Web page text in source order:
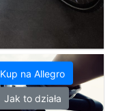
Kup na Allegro
Jak to działa